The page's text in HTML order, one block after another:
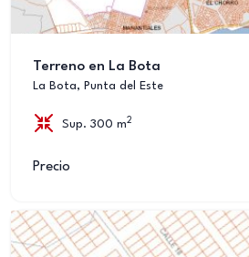
Terreno en La Bota
La Bota, Punta del Este
Sup. 300 m 2
Precio